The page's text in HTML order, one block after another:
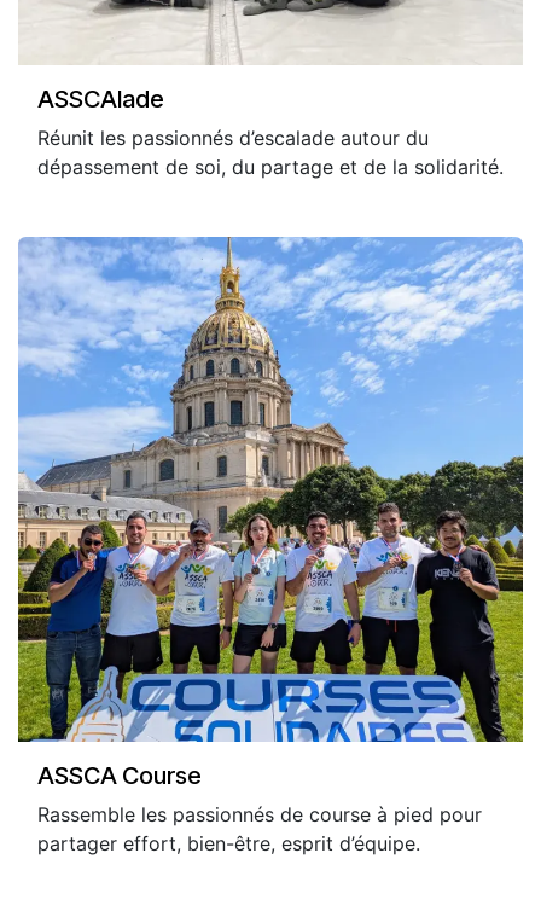
ASSCAlade
Réunit les passionnés d’escalade autour du
dépassement de soi, du partage et de la solidarité.
ASSCA Course
Rassemble les passionnés de course à pied pour
partager effort, bien-être, esprit d’équipe.